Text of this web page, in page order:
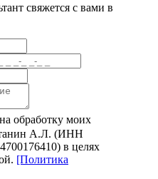
свяжется с вами в
обработку моих
А.Л. (ИНН
в целях
[Политика